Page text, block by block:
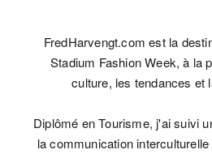
FredHarvengt.com est la
Stadium Fashion Week, à la
culture, les tendances et
Diplômé en Tourisme, j'ai suivi
la communication